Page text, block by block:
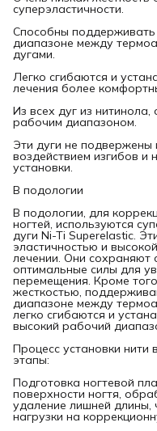
суперэластичности.
Способны поддерживать
диапазоне между
дугами.
Легко сгибаются и
лечения более
Из всех дуг из
рабочим диапазоном.
Эти дуги не
воздействием изгибов и
установки.
В подологии
В подологии, для
ногтей, используются
дуги Ni-Ti Superelastic.
эластичностью и
лечении. Они
оптимальные силы для
перемещения. Кроме
жесткостью,
диапазоне между
легко сгибаются и
высокий рабочий
Процесс установки
этапы:
Подготовка ногтевой
поверхности ногтя,
удаление лишней длины,
нагрузки на